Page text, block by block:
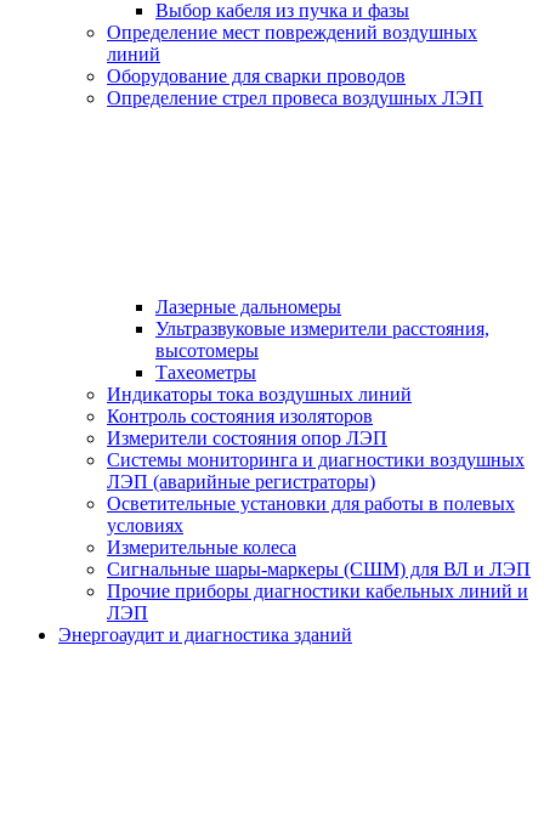
Выбор кабеля из пучка и фазы
Определение мест повреждений воздушных
линий
Оборудование для сварки проводов
Определение стрел провеса воздушных ЛЭП
Лазерные дальномеры
Ультразвуковые измерители расстояния,
высотомеры
Тахеометры
Индикаторы тока воздушных линий
Контроль состояния изоляторов
Измерители состояния опор ЛЭП
Системы мониторинга и диагностики воздушных
ЛЭП (аварийные регистраторы)
Осветительные установки для работы в полевых
условиях
Измерительные колеса
Сигнальные шары-маркеры (СШМ) для ВЛ и ЛЭП
Прочие приборы диагностики кабельных линий и
ЛЭП
Энергоаудит и диагностика зданий